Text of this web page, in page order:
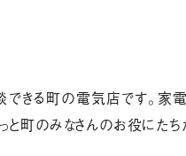
できる町の電気店です。家
と町のみなさんのお役にたち